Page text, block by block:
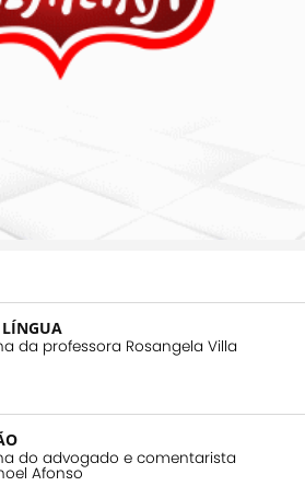
LÍNGUA
da professora Rosangela Villa
do advogado e comentarista
Afonso